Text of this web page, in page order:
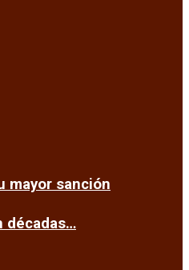
mayor sanción
décadas…